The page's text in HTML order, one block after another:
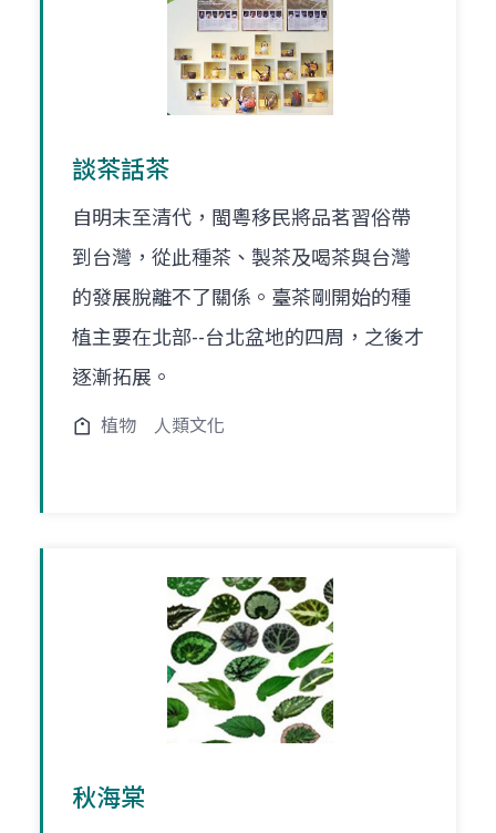
談茶話茶
自明末至清代，閩粵移民將品茗習俗帶
到台灣，從此種茶、製茶及喝茶與台灣
的發展脫離不了關係。臺茶剛開始的種
植主要在北部--台北盆地的四周，之後才
逐漸拓展。
植物 人類文化
秋海棠